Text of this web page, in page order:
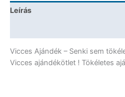
Ajándék
Leírás
Vicces Ajándék – Senki sem
Vicces ajándékötlet ! Tökéletes